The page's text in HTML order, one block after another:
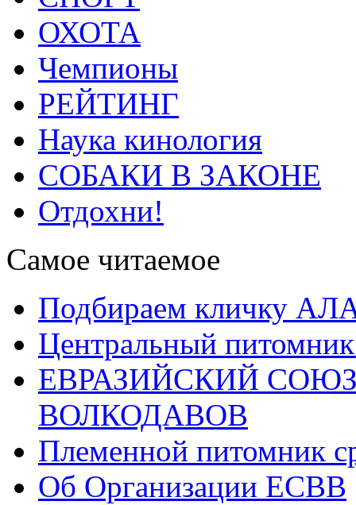
ОХОТА
Чемпионы
РЕЙТИНГ
Наука кинология
СОБАКИ В ЗАКОНЕ
Отдохни!
Самое читаемое
Подбираем кличку
Центральный
ЕВРАЗИЙСКИЙ
ВОЛКОДАВОВ
Племенной питомник
Об Организации ЕСВВ